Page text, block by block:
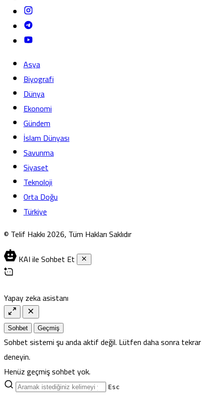
Asya
Biyografi
Dünya
Ekonomi
Gündem
İslam Dünyası
Savunma
Siyaset
Teknoloji
Orta Doğu
Türkiye
© Telif Hakkı 2026, Tüm Hakları Saklıdır
KAI ile Sohbet Et
Yapay zeka asistanı
Sohbet Geçmiş
Sohbet sistemi şu anda aktif değil. Lütfen daha sonra tekrar
deneyin.
Henüz geçmiş sohbet yok.
Esc